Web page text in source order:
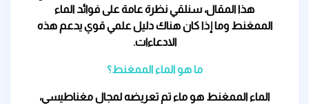
هذا المقال، سنلقي نظرة عامة على فوائد الماء
الممغنط وما إذا كان هناك دليل علمي قوي يدعم هذه
الادعاءات.
ما هو الماء الممغنط؟
الماء الممغنط هو ماء تم تعريضه لمجال مغناطيسي،